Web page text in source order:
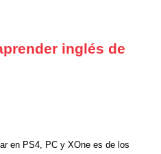
inglés de
en PS4, PC y XOne es de los